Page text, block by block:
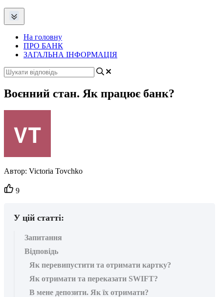
На головну
ПРО БАНК
ЗАГАЛЬНА ІНФОРМАЦІЯ
Воєнний стан. Як працює банк?
Автор: Victoria Tovchko
Кількість
вподобайок:
9
У цій статті:
Запитання
Відповідь
Як перевипустити та отримати картку?
Як отримати та переказати SWIFT?
В мене депозити. Як їх отримати?